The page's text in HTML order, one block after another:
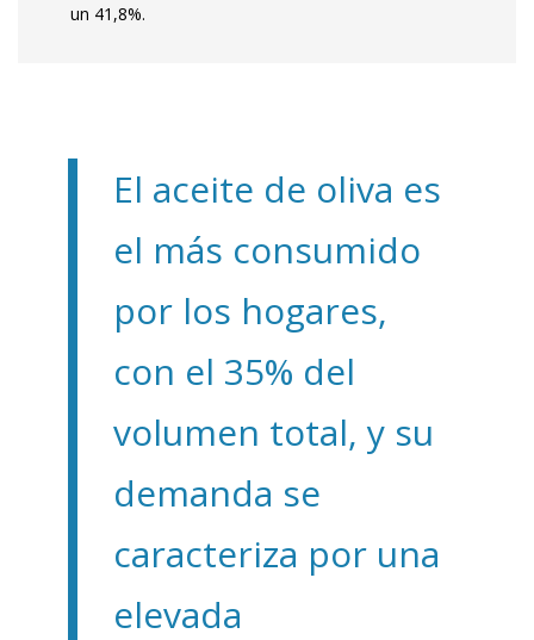
un 41,8%.
El aceite de oliva es
el más consumido
por los hogares,
con el 35% del
volumen total, y su
demanda se
caracteriza por una
elevada